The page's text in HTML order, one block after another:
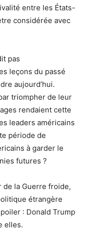
entre les États-
considérée avec
pas
leçons du passé
aujourd’hui.
triompher de leur
rendaient cette
leaders américains
période de
à garder le
futures ?
la Guerre froide,
étrangère
: Donald Trump
elles.